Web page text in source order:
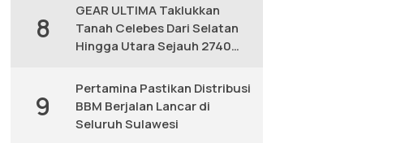
8
GEAR ULTIMA Taklukkan
Tanah Celebes Dari Selatan
Hingga Utara Sejauh 2740
9
Pertamina Pastikan Distribusi
BBM Berjalan Lancar di
Seluruh Sulawesi